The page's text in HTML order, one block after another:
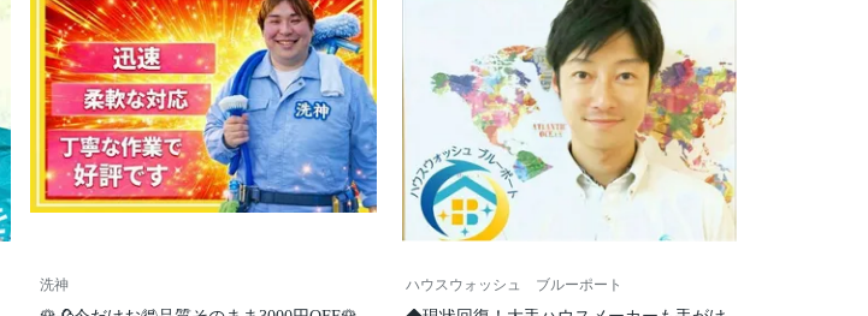
洗神 ハウスウォッシュ ブルーポート